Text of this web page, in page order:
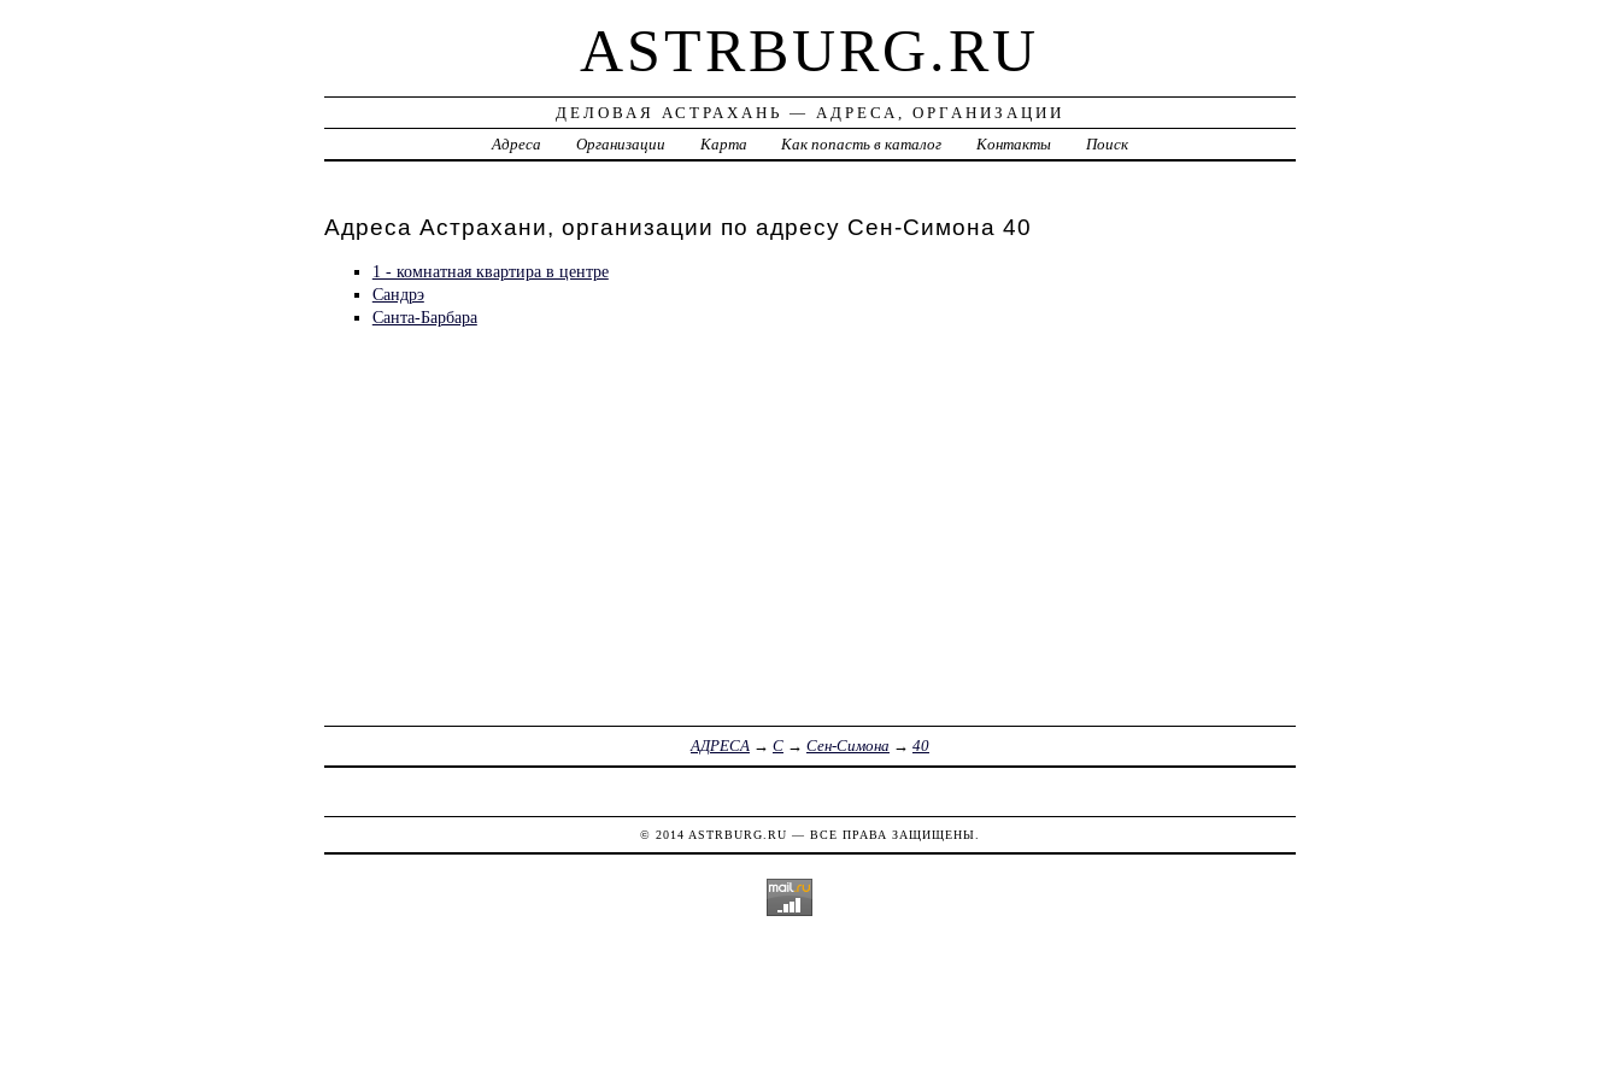
ASTRBURG.RU
ДЕЛОВАЯ АСТРАХАНЬ — АДРЕСА, ОРГАНИЗАЦИИ
Адреса
Организации Карта Как попасть в каталог Контакты Поиск
Адреса Астрахани, организации по адресу Сен-Симона 40
1 - комнатная квартира в центре
Сандрэ
Санта-Барбара
АДРЕСА→ С→ Сен-Симона → 40
© 2014 ASTRBURG.RU — ВСЕ ПРАВА ЗАЩИЩЕНЫ.